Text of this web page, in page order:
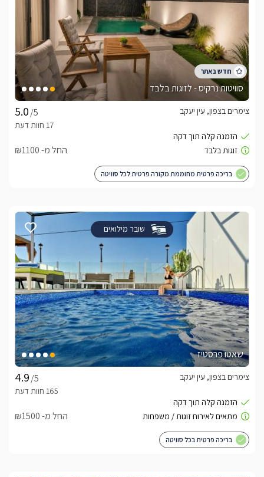
סוויטות נרקיס - לזוגות בלבד
/5
צימרים בצפון, עין יעקב
החל מ- ₪1100
בריכה פרטית מחוממת מקורה פרטית לכל סוויטה
שובר מילואים
שאטו פרסטיז
/5
צימרים בצפון, עין יעקב
החל מ- ₪1500
בריכה פרטית בכל סוויטה